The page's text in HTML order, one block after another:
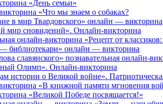
«День семьи»
«Что мы знаем о собаках?
в мир Твардовского» онлайн — викторина
мир сновидений». Онлайн-викторина
онлайн-викторина «Рецепт от
библиотекари» онлайн — викторина
славянского» познавательная онлайн-
Олимп». Онлайн-викторина
истории о Великой войне».
«В книжной памяти мгновения
«Великой Победе посвящается!»